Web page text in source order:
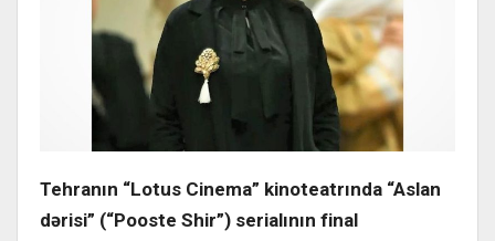
Tehranın “Lotus Cinema” kinoteatrında “Aslan
dərisi” (“Pooste Shir”) serialının final